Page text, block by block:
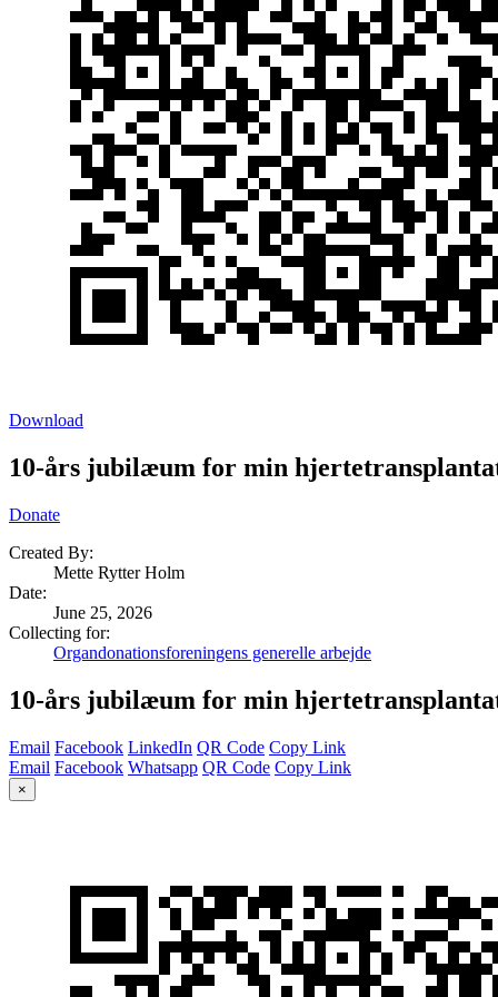
Download
10-års jubilæum for min
Donate
Created By:
Mette Rytter Holm
Date:
June 25, 2026
Collecting for:
Organdonationsforeningens generelle arbejde
10-års jubilæum for min
Email Facebook LinkedIn QR Code Copy Link
Email Facebook Whatsapp QR Code Copy Link
×